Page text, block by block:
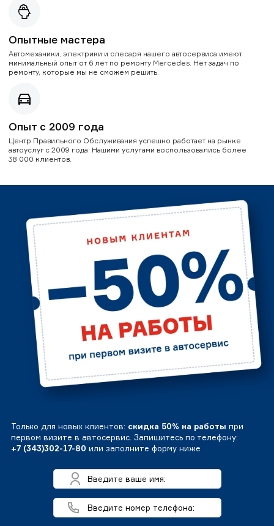
Опытные мастера
Автомеханики, электрики и слесаря нашего автосервиса имеют
минимальный опыт от 6 лет по ремонту Mercedes. Нет задач по
ремонту, которые мы не сможем решить.
Опыт с 2009 года
Центр Правильного Обслуживания успешно работает на рынке
автоуслуг с 2009 года. Нашими услугами воспользовались более
38 000 клиентов.
Только для новых клиентов: скидка 50% на работы при
первом визите в автосервис. Запишитесь по телефону:
+7 (343)302-17-80 или заполните форму ниже